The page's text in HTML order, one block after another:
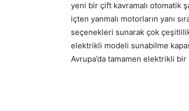
yeni bir çift kavramalı otomatik
içten yanmalı motorların yanı
seçenekleri sunarak çok
elektrikli modeli sunabilme
Avrupa’da tamamen elektrikli